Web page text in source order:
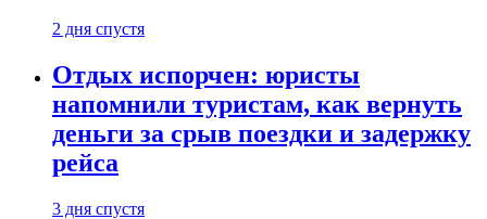
2 дня спустя
Отдых испорчен: юристы
напомнили туристам, как вернуть
деньги за срыв поездки и задержку
рейса
3 дня спустя